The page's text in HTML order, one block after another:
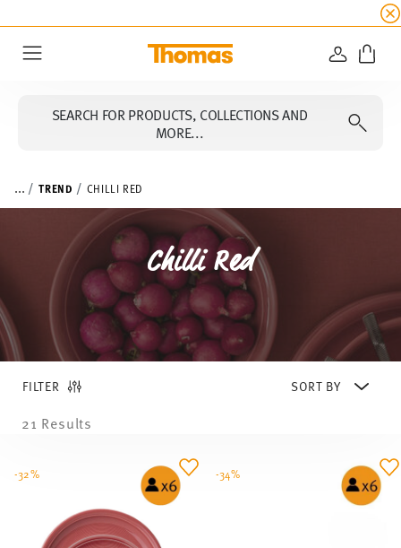
☀️ Up to 45% discount on all
LOGIN
SEARCH FOR PRODUCTS, COLLECTIONS AND
MORE...
... TREND CHILLI RED
Chilli Red
FILTER
21 Results
-32% -34%